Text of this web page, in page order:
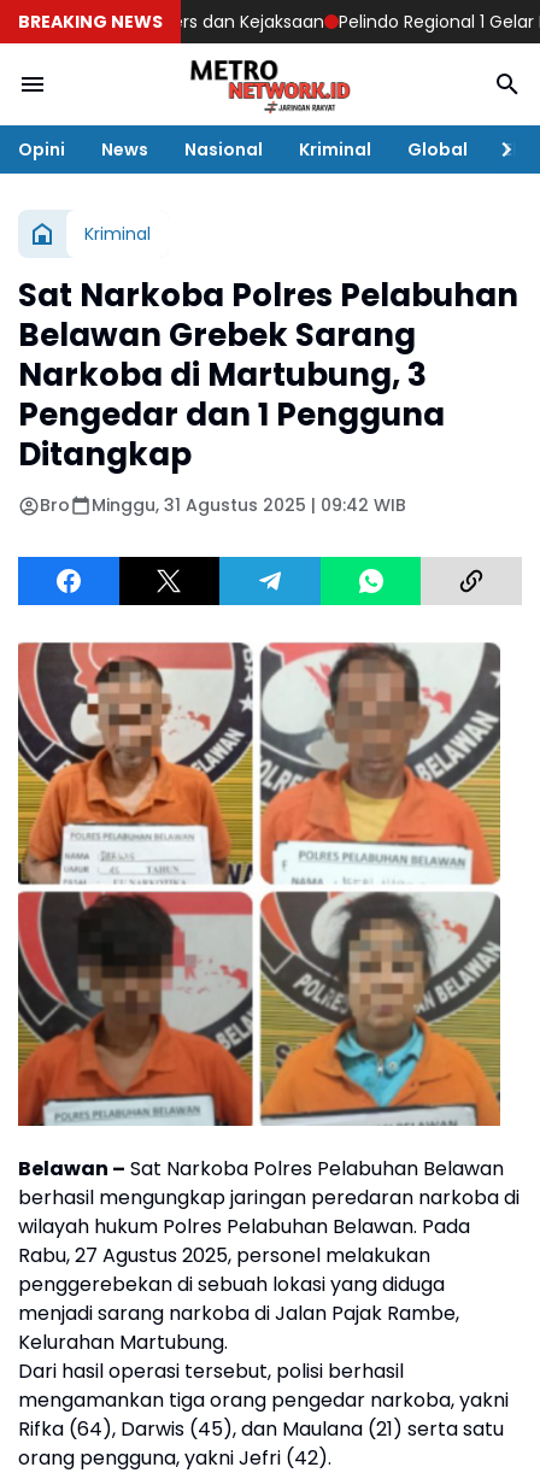
BREAKING NEWS
Sinergi Pers dan Kejaksaan Pelindo Regional 1 Gelar
Opini News Nasional Kriminal Global
Kriminal
Sat Narkoba Polres Pelabuhan
Belawan Grebek Sarang
Narkoba di Martubung, 3
Pengedar dan 1 Pengguna
Ditangkap
Bro Minggu, 31 Agustus 2025 | 09:42 WIB
Belawan – Sat Narkoba Polres Pelabuhan Belawan
berhasil mengungkap jaringan peredaran narkoba di
wilayah hukum Polres Pelabuhan Belawan. Pada
Rabu, 27 Agustus 2025, personel melakukan
penggerebekan di sebuah lokasi yang diduga
menjadi sarang narkoba di Jalan Pajak Rambe,
Kelurahan Martubung.
Dari hasil operasi tersebut, polisi berhasil
mengamankan tiga orang pengedar narkoba, yakni
Rifka (64), Darwis (45), dan Maulana (21) serta satu
orang pengguna, yakni Jefri (42).